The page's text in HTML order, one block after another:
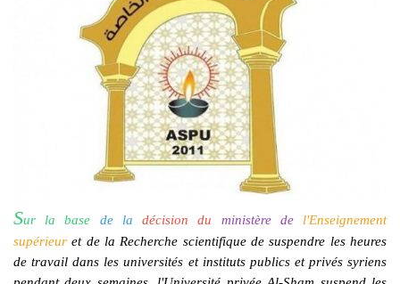
Sur la base de la décision du ministère de
l'Enseignement
supérieuret de la Recherche scientifique de suspendre les heures
de travail dans les universités et instituts publics et privés syriens